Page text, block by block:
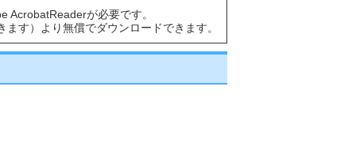
AcrobatReaderが必要です。
す）より無償でダウンロードできます。